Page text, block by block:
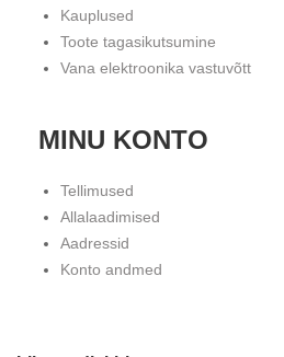
Kauplused
Toote tagasikutsumine
Vana elektroonika vastuvõtt
MINU KONTO
Tellimused
Allalaadimised
Aadressid
Konto andmed